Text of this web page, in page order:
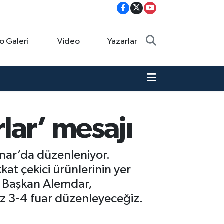
Galeri Video Yazarlar
mesajı
düzenleniyor.
çekici ürünlerinin yer
Alemdar,
3-4 fuar düzenleyeceğiz.